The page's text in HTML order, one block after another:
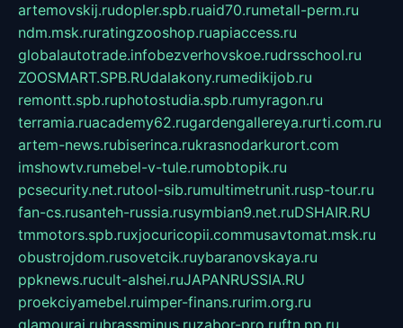
artemovskij.rudopler.spb.ruaid70.rumetall-perm.ru
ndm.msk.ruratingzooshop.ruapiaccess.ru
globalautotrade.infobezverhovskoe.rudrsschool.ru
ZOOSMART.SPB.RUdalakony.rumedikijob.ru
remontt.spb.ruphotostudia.spb.rumyragon.ru
terramia.ruacademy62.rugardengallereya.rurti.com.ru
artem-news.rubiserinca.rukrasnodarkurort.com
imshowtv.rumebel-v-tule.rumobtopik.ru
pcsecurity.net.rutool-sib.rumultimetrunit.rusp-tour.ru
fan-cs.rusanteh-russia.rusymbian9.net.ruDSHAIR.RU
tmmotors.spb.ruxjocuricopii.commusavtomat.msk.ru
obustrojdom.rusovetcik.ruybaranovskaya.ru
ppknews.rucult-alshei.ruJAPANRUSSIA.RU
proekciyamebel.ruimper-finans.rurim.org.ru
glamourai.rubrassminus.ruzabor-pro.ruftn.pp.ru